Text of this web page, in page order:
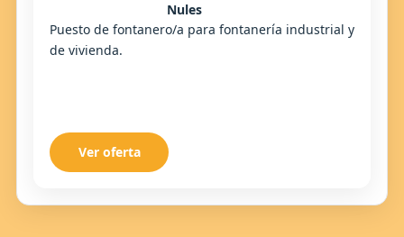
Nules
Puesto de fontanero/a para fontanería industrial y
de vivienda.
Ver oferta